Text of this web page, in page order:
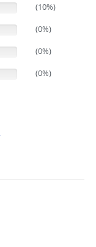
(10%)
(0%)
(0%)
(0%)